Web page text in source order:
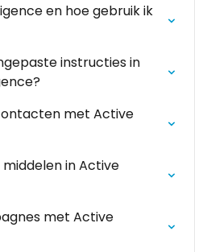
en hoe gebruik ik
instructies in
met Active
middelen in Active
met Active